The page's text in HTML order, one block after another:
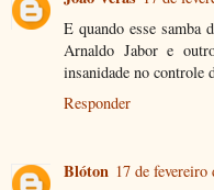
E quando esse samba
Arnaldo Jabor e
insanidade no controle
Responder
Blóton 17 de